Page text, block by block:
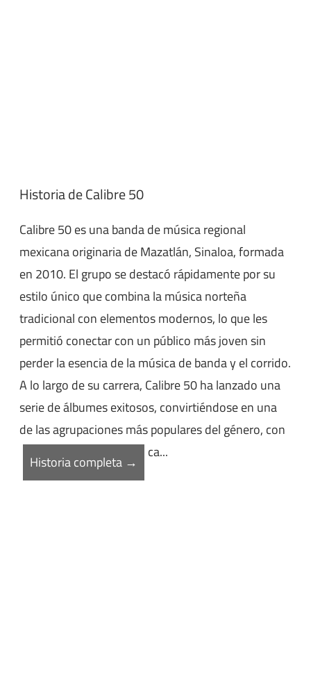
Historia de Calibre 50
Calibre 50 es una banda de música regional
mexicana originaria de Mazatlán, Sinaloa, formada
en 2010. El grupo se destacó rápidamente por su
estilo único que combina la música norteña
tradicional con elementos modernos, lo que les
permitió conectar con un público más joven sin
perder la esencia de la música de banda y el corrido.
A lo largo de su carrera, Calibre 50 ha lanzado una
serie de álbumes exitosos, convirtiéndose en una
de las agrupaciones más populares del género, con
ca...
Historia completa →